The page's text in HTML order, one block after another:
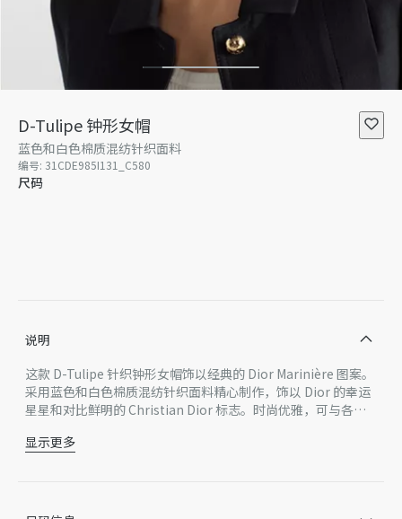
D-Tulipe 钟形女帽
蓝色和白色棉质混纺针织面料
编号: 31CDE985I131_C580
尺码
说明
这款 D-Tulipe 针织钟形女帽饰以经典的 Dior Marinière 图案。
采用蓝色和白色棉质混纺针织面料精心制作，饰以 Dior 的幸运
星星和对比鲜明的 Christian Dior 标志。时尚优雅，可与各式
蓝色和白色 Dior Marinière 图案
意大利制造
显示更多